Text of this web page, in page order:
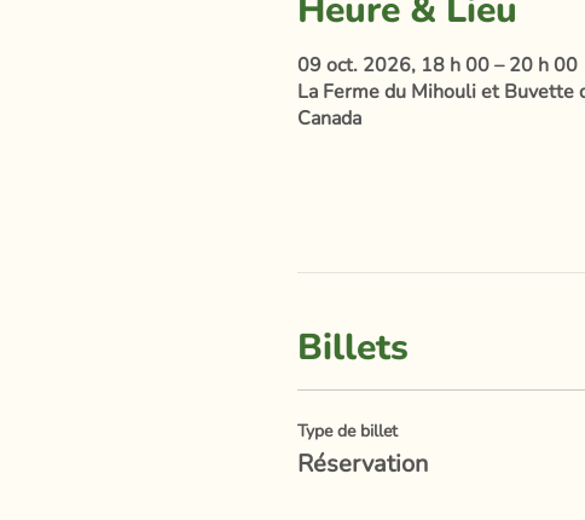
Heure & Lieu
09 oct. 2026, 18 h 00 – 20 h 00
La Ferme du Mihouli et Buvette
Canada
Billets
Type de billet
Réservation